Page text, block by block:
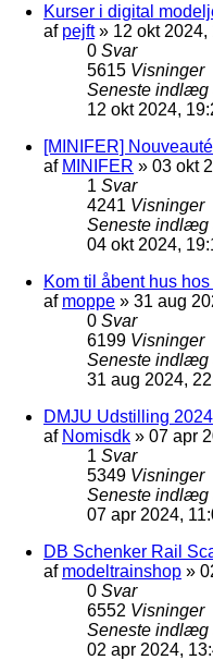
Kurser i digital
af pejft» 12 okt 2024,
0 Svar
5615 Visninger
Seneste indlæg
12 okt 2024,
[MINIFER]
af MINIFER » 03 okt
1 Svar
4241 Visninger
Seneste indlæg
04 okt 2024,
Kom til åbent hus
af moppe » 31 aug
0 Svar
6199 Visninger
Seneste indlæg
31 aug 2024,
DMJU Udstilling 2024
af Nomisdk » 07 apr
1 Svar
5349 Visninger
Seneste indlæg
07 apr 2024,
DB Schenker Rail
af modeltrainshop »
0 Svar
6552 Visninger
Seneste indlæg
02 apr 2024,